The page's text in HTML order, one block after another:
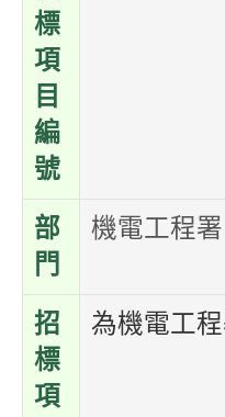
標
項
目
編
號
部
門
機電工程署
招
標
項
為機電工